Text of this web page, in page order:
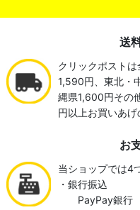
送
クリックポスト
1,590円、東北・
縄県1,600円その
円以上お買いあげ
お
当ショップでは4
・銀行振込
PayPay銀行